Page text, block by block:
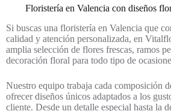
Floristería en Valencia con diseños
Si buscas una floristería en Valencia que
calidad y atención personalizada, en
amplia selección de flores frescas, ramos
decoración floral para todo tipo de
Nuestro equipo trabaja cada composición
ofrecer diseños únicos adaptados a los
cliente. Desde un detalle especial hasta la